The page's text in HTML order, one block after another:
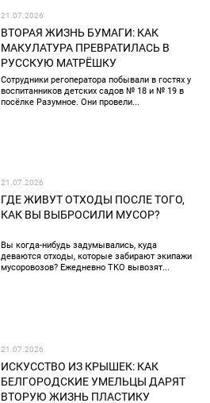
21.07.2026
ВТОРАЯ ЖИЗНЬ БУМАГИ: КАК
МАКУЛАТУРА ПРЕВРАТИЛАСЬ В
РУССКУЮ МАТРЁШКУ
Сотрудники регоператора побывали в гостях у
воспитанников детских садов № 18 и № 19 в
посёлке Разумное. Они провели...
21.07.2026
ГДЕ ЖИВУТ ОТХОДЫ ПОСЛЕ ТОГО,
КАК ВЫ ВЫБРОСИЛИ МУСОР?
Вы когда-нибудь задумывались, куда
деваются отходы, которые забирают экипажи
мусоровозов? Ежедневно ТКО вывозят...
21.07.2026
ИСКУССТВО ИЗ КРЫШЕК: КАК
БЕЛГОРОДСКИЕ УМЕЛЬЦЫ ДАРЯТ
ВТОРУЮ ЖИЗНЬ ПЛАСТИКУ